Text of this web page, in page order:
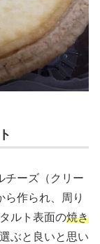
チーズ（クリー
ら作られ、周り
ルト表面の焼き
ぶと良いと思い